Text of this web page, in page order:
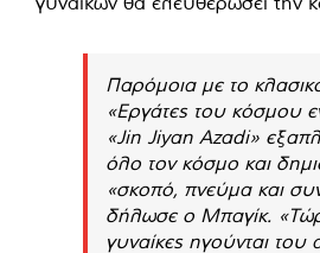
Παρόμοια με το
«Εργάτες του κόσμου
«Jin Jiyan Azadi»
όλο τον κόσμο και
«σκοπό, πνεύμα και
δήλωσε ο Μπαγίκ.
γυναίκες ηγούνται του